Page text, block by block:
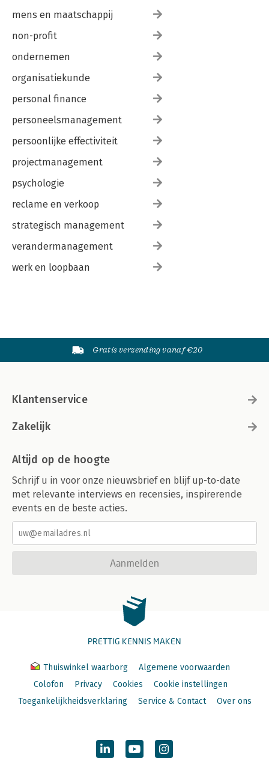
mens en maatschappij
non-profit
ondernemen
organisatiekunde
personal finance
personeelsmanagement
persoonlijke effectiviteit
projectmanagement
psychologie
reclame en verkoop
strategisch management
verandermanagement
werk en loopbaan
Gratis verzending vanaf €20
Klantenservice
Zakelijk
Altijd op de hoogte
Schrijf u in voor onze nieuwsbrief en blijf up-to-date
met relevante interviews en recensies, inspirerende
events en de beste acties.
Aanmelden
PRETTIG KENNIS MAKEN
Thuiswinkel waarborg
Algemene voorwaarden
Colofon
Privacy Cookies
Cookie instellingen
Toegankelijkheidsverklaring
Service & Contact Over ons